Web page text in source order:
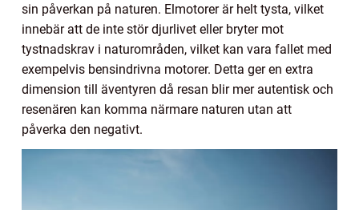
sin påverkan på naturen. Elmotorer är helt tysta, vilket
innebär att de inte stör djurlivet eller bryter mot
tystnadskrav i naturområden, vilket kan vara fallet med
exempelvis bensindrivna motorer. Detta ger en extra
dimension till äventyren då resan blir mer autentisk och
resenären kan komma närmare naturen utan att
påverka den negativt.